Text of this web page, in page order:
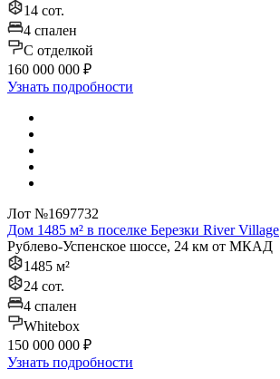
14 сот.
4 спален
C отделкой
160 000 000 ₽
Узнать подробности
Лот №1697732
Дом 1485 м² в поселке Березки River Village
Рублево-Успенское шоссе, 24 км от МКАД
1485 м²
24 сот.
4 спален
Whitebox
150 000 000 ₽
Узнать подробности